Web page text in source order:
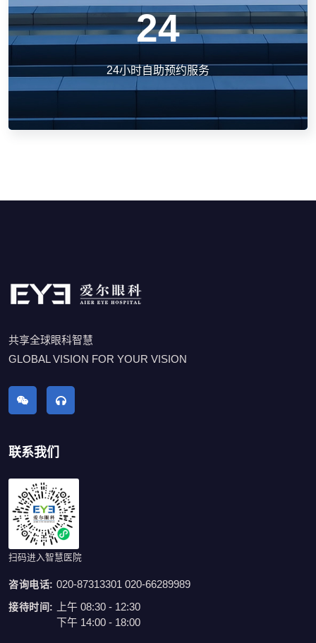
24
24小时自助预约服务
共享全球眼科智慧
GLOBAL VISION FOR YOUR VISION
联系我们
扫码进入智慧医院
咨询电话: 020-87313301 020-66289989
接待时间:
上午 08:30 - 12:30
下午 14:00 - 18:00